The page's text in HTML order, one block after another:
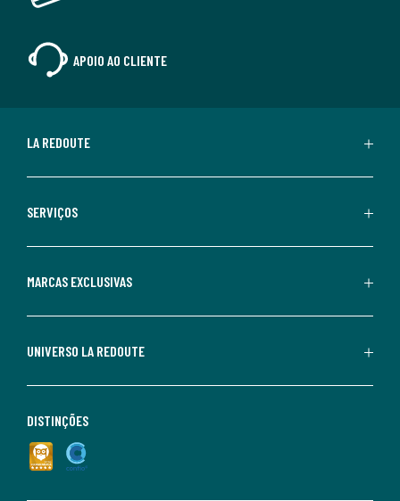
APOIO AO CLIENTE
LA REDOUTE
SERVIÇOS
MARCAS EXCLUSIVAS
UNIVERSO LA REDOUTE
DISTINÇÕES